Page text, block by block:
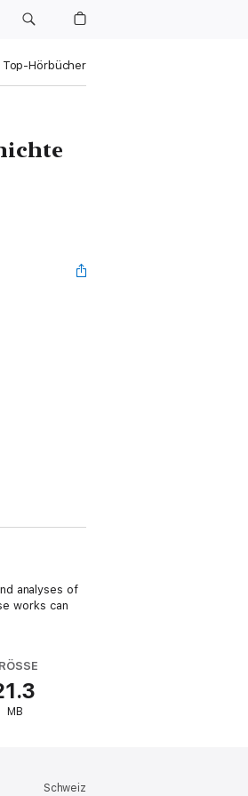
Top-Hörbücher
analyses of
works can
MB
Schweiz